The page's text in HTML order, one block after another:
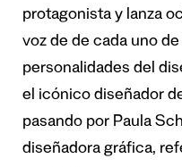
protagonista y lanza
voz de de cada uno
personalidades del
el icónico diseñador
pasando por Paula
diseñadora gráfica,